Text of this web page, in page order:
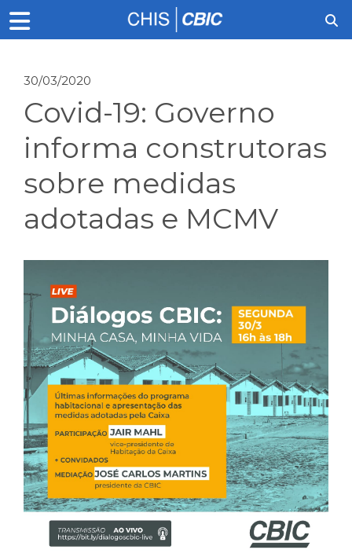
30/03/2020
Covid-19: Governo
informa construtoras
sobre medidas
adotadas e MCMV